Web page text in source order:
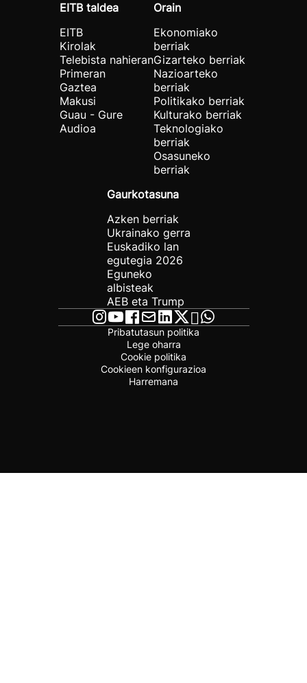
EITB taldea
EITB
Kirolak
Telebista nahieran
Primeran
Gaztea
Makusi
Guau - Gure
Audioa
Orain
Ekonomiako
berriak
Gizarteko berriak
Nazioarteko
berriak
Politikako berriak
Kulturako berriak
Teknologiako
berriak
Osasuneko
berriak
Gaurkotasuna
Azken berriak
Ukrainako gerra
Euskadiko lan
egutegia 2026
Eguneko
albisteak
AEB eta Trump
Pribatutasun politika
Lege oharra
Cookie politika
Cookieen konfigurazioa
Harremana